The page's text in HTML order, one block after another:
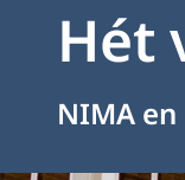
Hét
NIMA